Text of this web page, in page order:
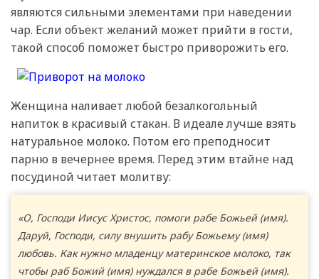
являются сильными элементами при наведении
чар. Если объект желаний может прийти в гости,
такой способ поможет быстро приворожить его.
Женщина наливает любой безалкогольный
напиток в красивый стакан. В идеале лучше взять
натуральное молоко. Потом его преподносит
парню в вечернее время. Перед этим втайне над
посудиной читает молитву:
«О, Господи Иисус Христос, помоги рабе Божьей (имя).
Даруй, Господи, силу внушить рабу Божьему (имя)
любовь. Как нужно младенцу материнское молоко, так
чтобы раб Божий (имя) нуждался в рабе Божьей (имя).